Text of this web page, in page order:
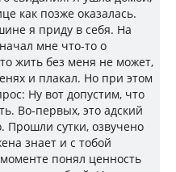
как позже оказалась.
я приду в себя. На
мне что-то о
жить без меня не может,
и плакал. Но при этом
Ну вот допустим, что
Во-первых, это адский
Прошли сутки, озвучено
знает и с тобой
понял ценность